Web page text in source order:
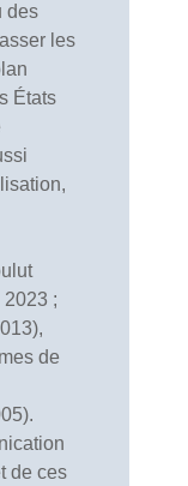
des
les
États
;
de
de ces